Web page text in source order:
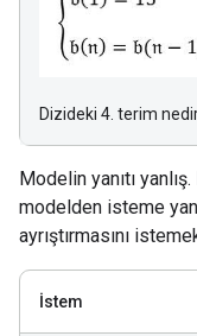
Dizideki 4. terim
Modelin yanıtı
modelden isteme
ayrıştırmasını
İstem